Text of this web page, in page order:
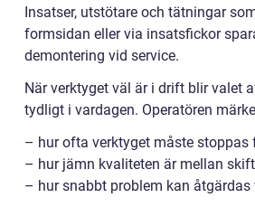
Insatser, utstötare och tätningar
formsidan eller via insatsfickor
demontering vid service.
När verktyget väl är i drift blir valet
tydligt i vardagen. Operatören
– hur ofta verktyget måste stoppas
– hur jämn kvaliteten är mellan
– hur snabbt problem kan